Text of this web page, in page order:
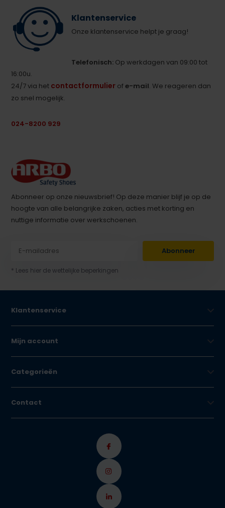
Klantenservice
Onze klantenservice helpt je graag!
Telefonisch: Op werkdagen van 09:00 tot
16:00u.
24/7 via het contactformulier ofe-mail. We reageren dan
zo snel mogelijk.
024-8200 929
Abonneer op onze nieuwsbrief! Op deze manier blijf je op de
hoogte van alle belangrijke zaken, acties met korting en
nuttige informatie over werkschoenen.
Abonneer
* Lees hier de wettelijke beperkingen
Klantenservice
Mijn account
Categorieën
Contact